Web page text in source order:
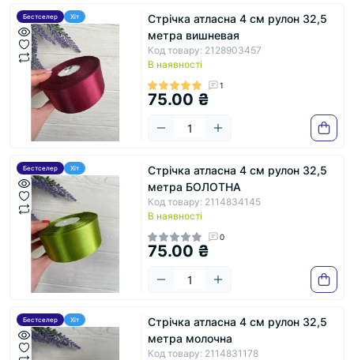
Бестселер Хіт
Стрічка атласна 4 см рулон 32,5
метра вишневая
Код товару: 2128903457
В наявності
1
75.00 ₴
Бестселер Хіт
Стрічка атласна 4 см рулон 32,5
метра БОЛОТНА
Код товару: 2114834145
В наявності
0
75.00 ₴
Бестселер Хіт
Стрічка атласна 4 см рулон 32,5
метра молочна
Код товару: 2114831178